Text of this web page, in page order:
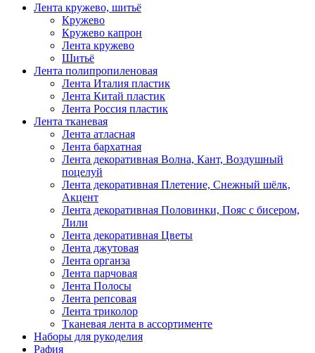
Лента кружево, шитьё
Кружево
Кружево капрон
Лента кружево
Шитьё
Лента полипропиленовая
Лента Италия пластик
Лента Китай пластик
Лента Россия пластик
Лента тканевая
Лента атласная
Лента бархатная
Лента декоративная Волна, Кант, Воздушный
поцелуй
Лента декоративная Плетение, Снежный шёлк,
Акцент
Лента декоративная Половинки, Пояс с бисером,
Лили
Лента декоративная Цветы
Лента джутовая
Лента органза
Лента парчовая
Лента Полосы
Лента репсовая
Лента триколор
Тканевая лента в ассортименте
Наборы для рукоделия
Рафия